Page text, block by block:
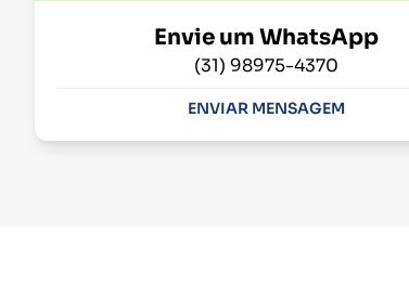
Envie um WhatsApp
(31) 98975-4370
ENVIAR MENSAGEM